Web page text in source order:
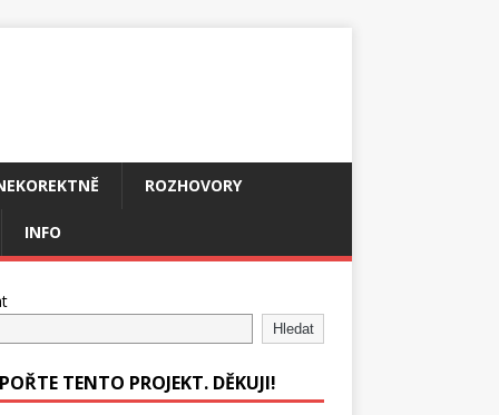
ROZHOVORY
INFO
Hledat
TENTO PROJEKT. DĚKUJI!